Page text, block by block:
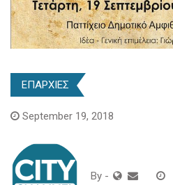
ΕΠΑΡΧΙΕΣ
September 19, 2018
By -